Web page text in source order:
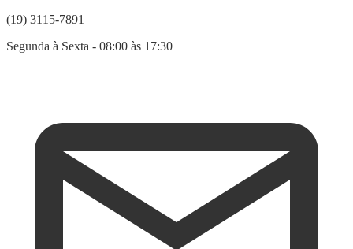
(19) 3115-7891
Segunda à Sexta - 08:00 às 17:30